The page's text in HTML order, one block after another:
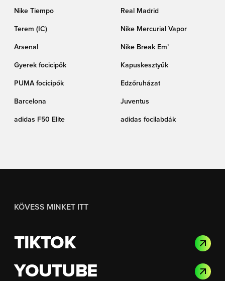
Nike Tiempo Real Madrid
Terem (IC) Nike Mercurial Vapor
Arsenal Nike Break Em’
Gyerek focicipők Kapuskesztyűk
PUMA focicipők Edzőruházat
Barcelona Juventus
adidas F50 Elite adidas focilabdák
KÖVESS MINKET ITT
TIKTOK
YOUTUBE